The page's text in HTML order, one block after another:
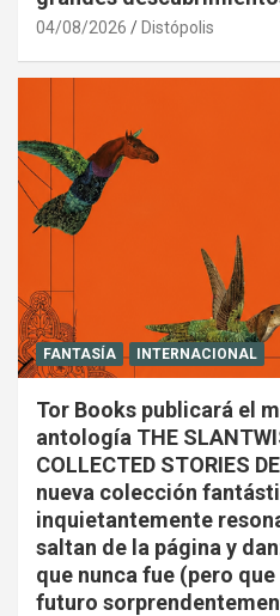
04/08/2026 Distópolis
FANTASÍA INTERNACIONAL
Tor Books publicará el
antología THE
COLLECTED STORIES
nueva colección
inquietantemente
saltan de la página y
que nunca fue (pero
futuro